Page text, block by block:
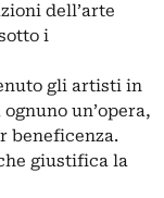
dell’arte
i
gli artisti in
un’opera,
beneficenza.
giustifica la